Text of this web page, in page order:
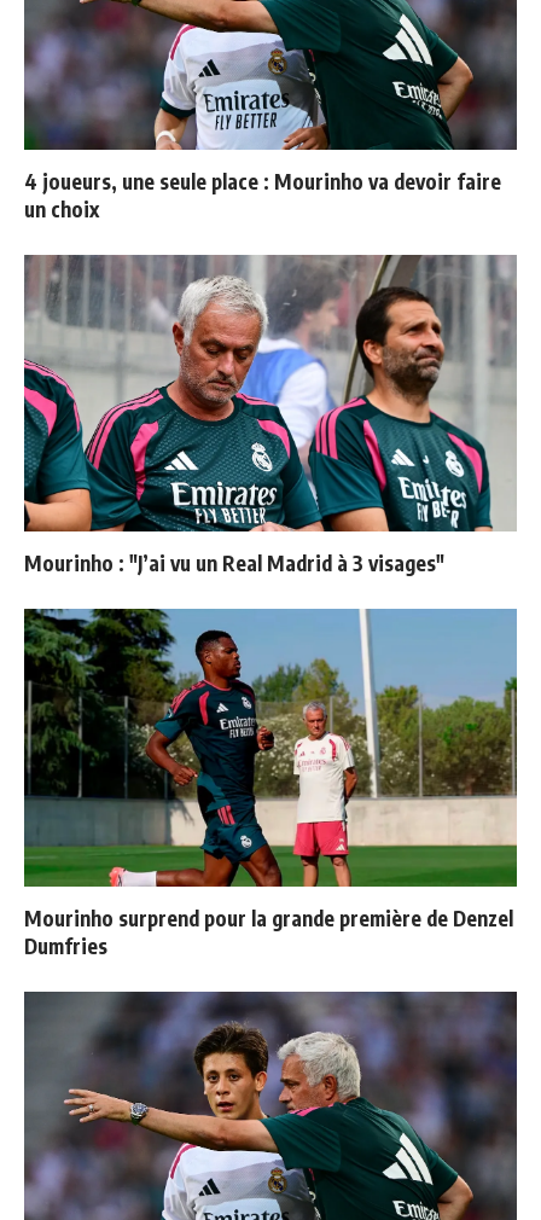
4 joueurs, une seule place : Mourinho va devoir faire
un choix
Mourinho : "J’ai vu un Real Madrid à 3 visages"
Mourinho surprend pour la grande première de Denzel
Dumfries